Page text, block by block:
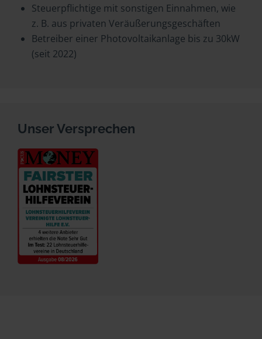
Steuerpflichtige mit sonstigen Einnahmen, wie
z. B. aus privaten Veräußerungsgeschäften
Betreiber einer Photovoltaikanlage bis zu 30kW
(seit 2022)
Unser Versprechen